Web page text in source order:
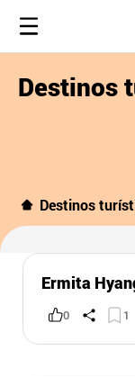
Destinos
Destinos
Ermita
0 1